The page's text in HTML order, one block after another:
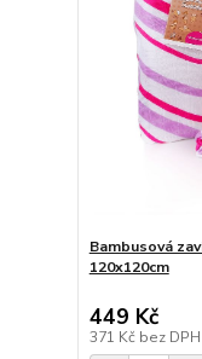
Bambusová
120x120cm
449 Kč
371 Kč bez DPH